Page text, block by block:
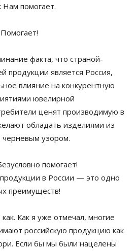
Нам помогает.
Помогает!
факта, что страной-
продукции является Россия,
влияние на конкурентную
ювелирной
ценят производимую в
обладать изделиями из
черневым узором.
помогает!
в России — это одно
преимуществ!
как. Как я уже отмечал, многие
российскую продукцию как
Если бы мы были нацелены